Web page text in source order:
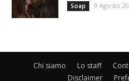
Soap 9 Agosto
Chi siamo Lo staff
Disclaimer